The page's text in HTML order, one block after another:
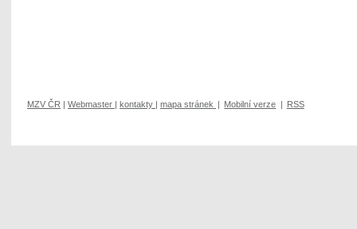
MZV ČR | Webmaster | kontakty | mapa stránek | Mobilní verze | RSS